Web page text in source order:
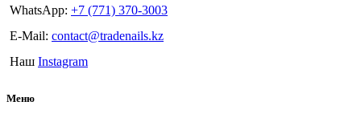
WhatsApp: +7 (771) 370-3003
E-Mail: contact@tradenails.kz
Наш Instagram
Меню